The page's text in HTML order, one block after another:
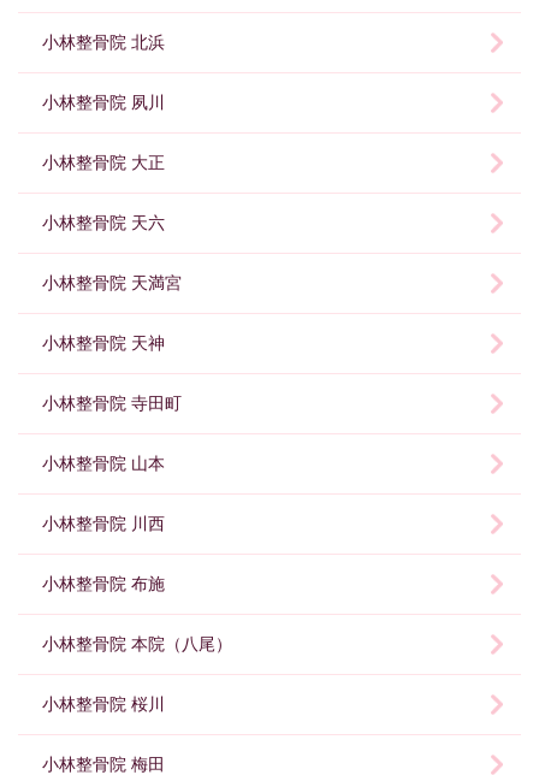
小林整骨院 北浜
小林整骨院 夙川
小林整骨院 大正
小林整骨院 天六
小林整骨院 天満宮
小林整骨院 天神
小林整骨院 寺田町
小林整骨院 山本
小林整骨院 川西
小林整骨院 布施
小林整骨院 本院（八尾）
小林整骨院 桜川
小林整骨院 梅田